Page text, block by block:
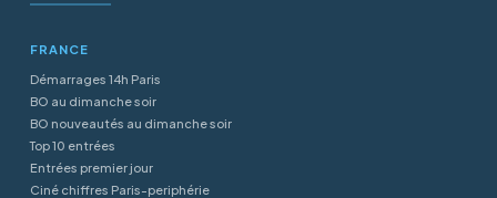
FRANCE
Démarrages 14h Paris
BO au dimanche soir
BO nouveautés au dimanche soir
Top 10 entrées
Entrées premier jour
Ciné chiffres Paris-periphérie